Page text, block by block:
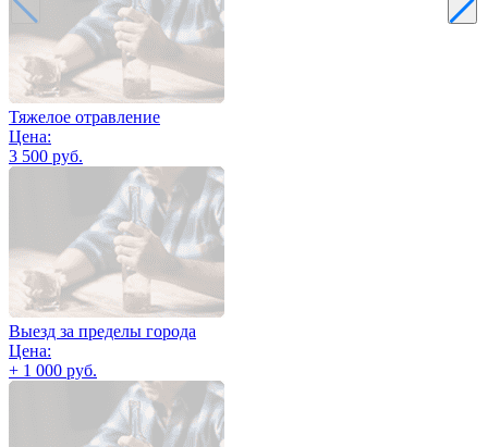
Тяжелое отравление
Цена:
3 500 руб.
Выезд за пределы города
Цена:
+ 1 000 руб.